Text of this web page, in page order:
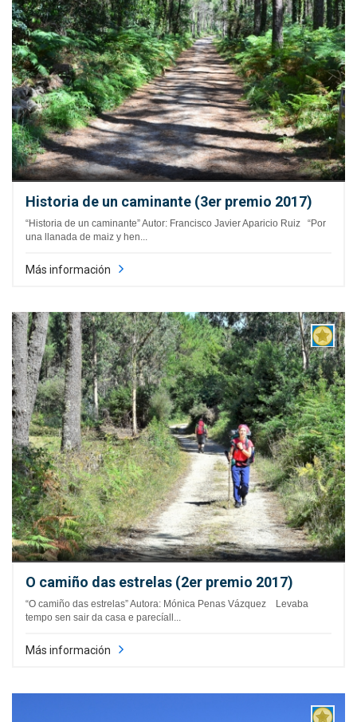
Historia de un caminante (3er premio 2017)
“Historia de un caminante” Autor: Francisco Javier Aparicio Ruiz “Por
una llanada de maiz y hen...
Más información
O camiño das estrelas (2er premio 2017)
“O camiño das estrelas” Autora: Mónica Penas Vázquez Levaba
tempo sen sair da casa e parecíall...
Más información